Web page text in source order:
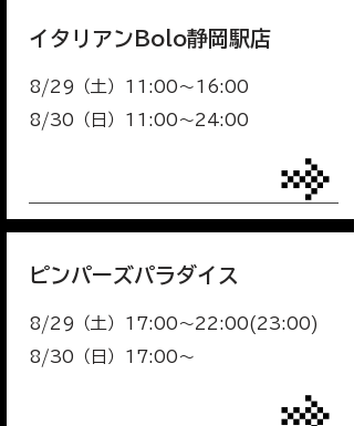
イタリアンBolo静岡駅店
8/29（土）11:00～16:00
8/30（日）11:00～24:00
ピンパーズパラダイス
8/29（土）17:00～22:00(23:00)
8/30（日）17:00～